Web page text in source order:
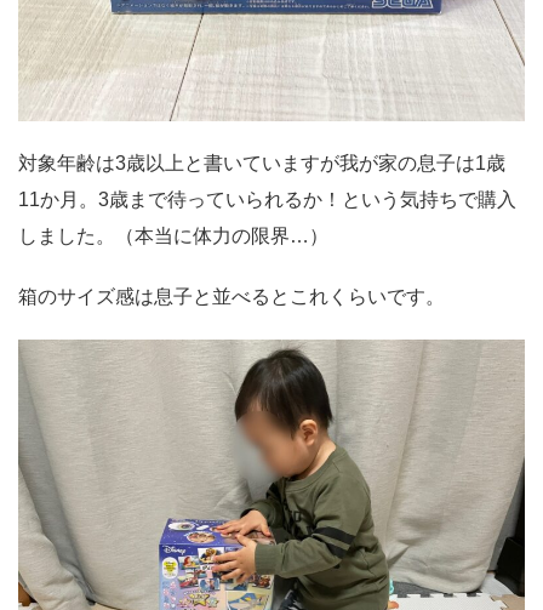
対象年齢は3歳以上と書いていますが我が家の息子は1歳
11か月。3歳まで待っていられるか！という気持ちで購入
しました。（本当に体力の限界…）
箱のサイズ感は息子と並べるとこれくらいです。